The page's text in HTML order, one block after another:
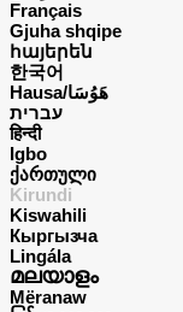
Français
Gjuha shqipe
հայերեն
한국어
Hausa/هَوُسَا
עברית
हिन्दी
Igbo
ქართული
Kirundi
Kiswahili
Кыргызча
Lingála
മലയാളം
Mëranaw